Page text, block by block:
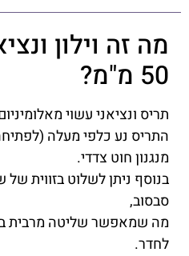
מה זה וילון
50 מ"מ?
תריס ונציאני עשוי מאלומיניום
התריס נע כלפי מעלה
מנגנון חוט צדדי.
בנוסף ניתן לשלוט בזווית
סבסוב,
מה שמאפשר שליטה מרבית
לחדר.